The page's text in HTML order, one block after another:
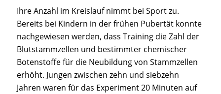
Ihre Anzahl im Kreislauf nimmt bei Sport zu.
Bereits bei Kindern in der frühen Pubertät konnte
nachgewiesen werden, dass Training die Zahl der
Blutstammzellen und bestimmter chemischer
Botenstoffe für die Neubildung von Stammzellen
erhöht. Jungen zwischen zehn und siebzehn
Jahren waren für das Experiment 20 Minuten auf